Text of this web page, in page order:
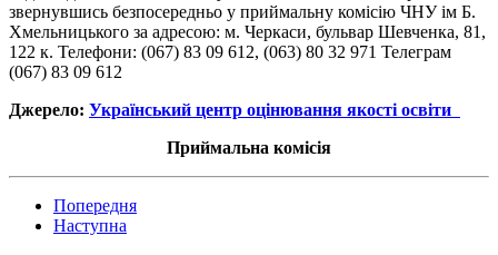
звернувшись безпосередньо у приймальну комісію ЧНУ ім Б.
Хмельницького за адресою: м. Черкаси, бульвар Шевченка, 81,
122 к. Телефони: (067) 83 09 612, (063) 80 32 971 Телеграм
(067) 83 09 612
Джерело: Український центр оцінювання якості освіти
Приймальна комісія
Попередня
Наступна